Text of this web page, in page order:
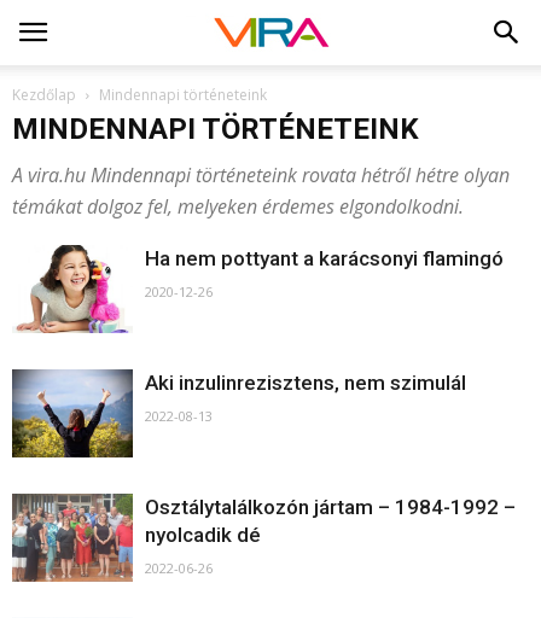
Kezdőlap Mindennapi történeteink
MINDENNAPI TÖRTÉNETEINK
A vira.hu Mindennapi történeteink rovata hétről hétre olyan
témákat dolgoz fel, melyeken érdemes elgondolkodni.
Ha nem pottyant a karácsonyi flamingó
2020-12-26
Aki inzulinrezisztens, nem szimulál
2022-08-13
Osztálytalálkozón jártam – 1984-1992 –
nyolcadik dé
2022-06-26